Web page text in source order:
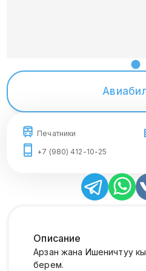
Печатники
+7 (980) 412-10-25
Описание
Арзан жана Ишеничтуу
берем.